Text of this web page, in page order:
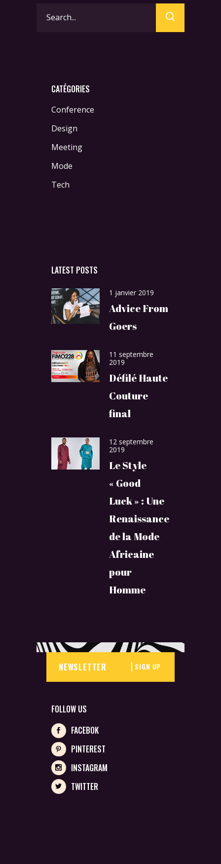
for:
CATÉGORIES
Conference
Design
Meeting
Mode
Tech
LATEST POSTS
1 janvier 2019
Advice From
Goers
11 septembre
2019
Défilé Haute
Couture
final
12 septembre
2019
Le Style
« Good
Luck » : Une
Renaissance
de la Mode
Africaine
pour
Homme
SIGN UP
FOLLOW US
FACEBOK
PINTEREST
INSTAGRAM
TWITTER